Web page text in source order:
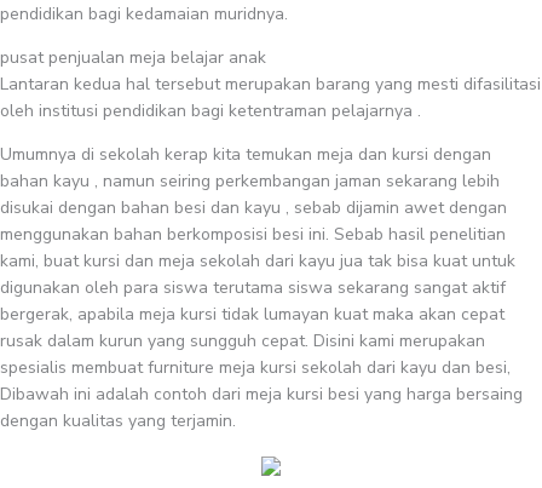
pendidikan bagi kedamaian muridnya.
pusat penjualan meja belajar anak
Lantaran kedua hal tersebut merupakan barang yang mesti difasilitasi
oleh institusi pendidikan bagi ketentraman pelajarnya .
Umumnya di sekolah kerap kita temukan meja dan kursi dengan
bahan kayu , namun seiring perkembangan jaman sekarang lebih
disukai dengan bahan besi dan kayu , sebab dijamin awet dengan
menggunakan bahan berkomposisi besi ini. Sebab hasil penelitian
kami, buat kursi dan meja sekolah dari kayu jua tak bisa kuat untuk
digunakan oleh para siswa terutama siswa sekarang sangat aktif
bergerak, apabila meja kursi tidak lumayan kuat maka akan cepat
rusak dalam kurun yang sungguh cepat. Disini kami merupakan
spesialis membuat furniture meja kursi sekolah dari kayu dan besi,
Dibawah ini adalah contoh dari meja kursi besi yang harga bersaing
dengan kualitas yang terjamin.